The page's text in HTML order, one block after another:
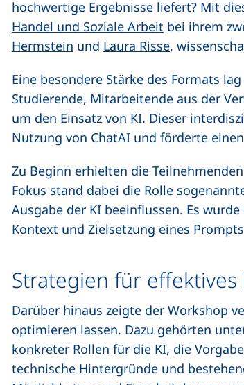
hochwertige Ergebnisse liefert? Mit
Handel und Soziale Arbeit bei ihrem
Hermstein und Laura Risse,
Eine besondere Stärke des Formats
Studierende, Mitarbeitende aus der
um den Einsatz von KI. Dieser
Nutzung von ChatAI und förderte
Zu Beginn erhielten die
Fokus stand dabei die Rolle
Ausgabe der KI beeinflussen. Es
Kontext und Zielsetzung eines
Strategien für
Darüber hinaus zeigte der Workshop
optimieren lassen. Dazu gehörten
konkreter Rollen für die KI, die
technische Hintergründe und